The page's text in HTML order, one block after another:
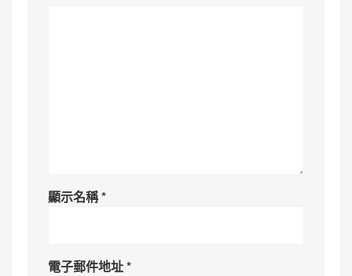
顯示名稱*
電子郵件地址*